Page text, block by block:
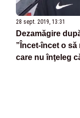
28 sept. 2019, 13:31
Dezamăgire
”Încet-încet o
care nu înţeleg